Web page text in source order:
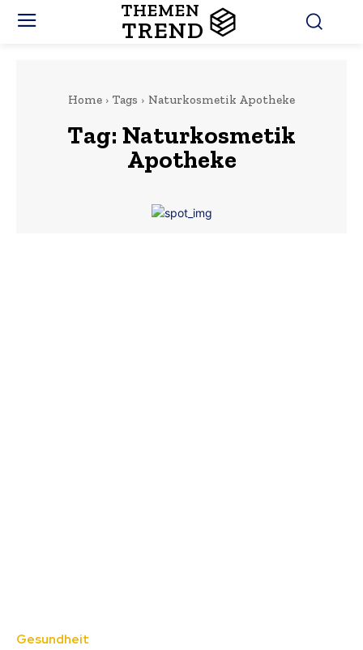
THEMEN
TREND
Home Tags Naturkosmetik Apotheke
Tag: Naturkosmetik
Apotheke
Gesundheit